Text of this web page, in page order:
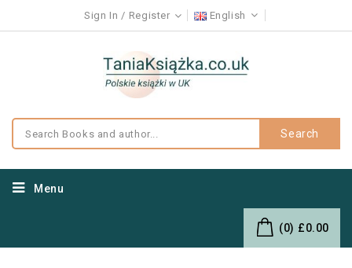
Sign In Register English
Search
Menu
(0) £0.00